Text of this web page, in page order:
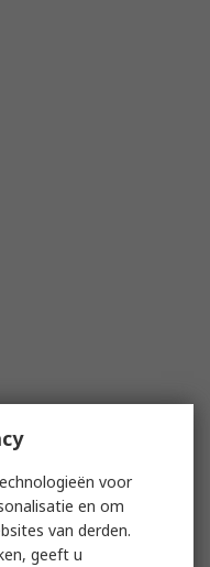
voor
en om
van derden.
geeft u